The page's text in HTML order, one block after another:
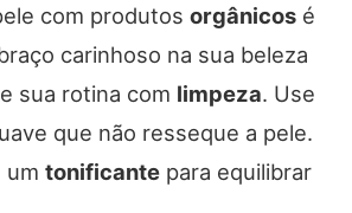
com produtos orgânicos é
carinhoso na sua beleza
sua rotina com limpeza. Use
que não resseque a pele.
um tonificante para equilibrar